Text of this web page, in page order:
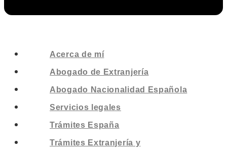
Acerca de mí
Abogado de Extranjería
Abogado Nacionalidad Española
Servicios legales
Trámites España
Trámites Extranjería y